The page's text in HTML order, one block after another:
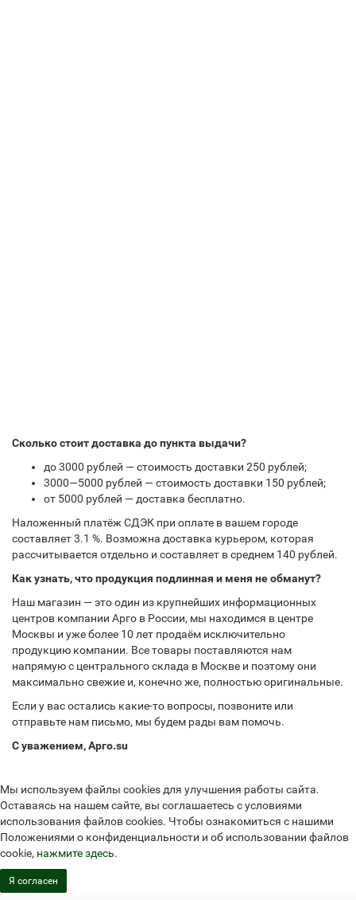
Сколько стоит доставка до пункта выдачи?
до 3000 рублей — стоимость доставки 250 рублей;
3000—5000 рублей — стоимость доставки 150 рублей;
от 5000 рублей — доставка бесплатно.
Наложенный платёж СДЭК при оплате в вашем городе
составляет 3.1 %. Возможна доставка курьером, которая
рассчитывается отдельно и составляет в среднем 140 рублей.
Как узнать, что продукция подлинная и меня не обманут?
Наш магазин — это один из крупнейших информационных
центров компании Арго в России, мы находимся в центре
Москвы и уже более 10 лет продаём исключительно
продукцию компании. Все товары поставляются нам
напрямую с центрального склада в Москве и поэтому они
максимально свежие и, конечно же, полностью оригинальные.
Если у вас остались какие-то вопросы, позвоните или
отправьте нам письмо, мы будем рады вам помочь.
С уважением, Арго.su
Мы используем файлы cookies для улучшения работы сайта.
Оставаясь на нашем сайте, вы соглашаетесь с условиями
использования файлов cookies. Чтобы ознакомиться с нашими
Положениями о конфиденциальности и об использовании файлов
cookie, нажмите здесь.
Я согласен